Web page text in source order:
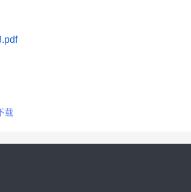
下载